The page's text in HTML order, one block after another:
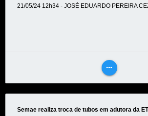
21/05/24 12h34 - JOSÉ EDUARDO PEREIRA
more_horiz
VEJA
Semae realiza troca de tubos em adutora da